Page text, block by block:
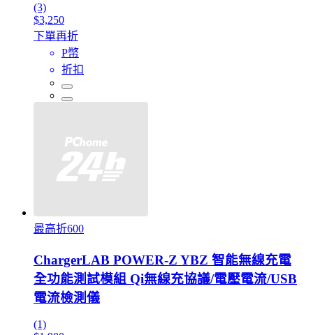
(3)
$3,250
下單再折
P幣
折扣
最高折600
ChargerLAB POWER-Z YBZ 智能無線充電
全功能測試模組 Qi無線充協議/電壓電流/USB
電流檢測儀
(1)